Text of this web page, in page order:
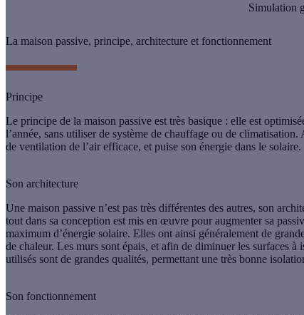
Simulation
La maison passive, principe, architecture et fonctionnement
Principe
Le principe de la maison passive est très basique : elle est
l’année, sans utiliser de système de chauffage ou de climatisation.
de ventilation de l’air efficace, et puise son énergie dans le solaire.
Son architecture
Une maison passive n’est pas très différentes des autres, son
tout dans sa conception est mis en œuvre pour augmenter sa
maximum d’énergie solaire. Elles ont ainsi généralement de
de chaleur. Les murs sont épais, et afin de diminuer les surfaces
utilisés sont de grandes qualités, permettant une très bonne
Son fonctionnement